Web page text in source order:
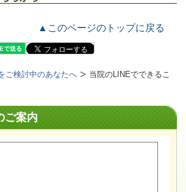
▲このページのトップに戻る
ご検討中のあなたへ
当院のLINEでできるこ
ご案内